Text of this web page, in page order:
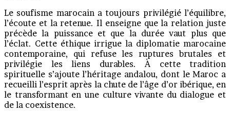
Le soufisme marocain a toujours privilégié l’équilibre,
l’écoute et la retenue. Il enseigne que la relation juste
précède la puissance et que la durée vaut plus que
l’éclat. Cette éthique irrigue la diplomatie marocaine
contemporaine, qui refuse les ruptures brutales et
privilégie les liens durables. À cette tradition
spirituelle s’ajoute l’héritage andalou, dont le Maroc a
recueilli l’esprit après la chute de l’âge d’or ibérique, en
le transformant en une culture vivante du dialogue et
de la coexistence.